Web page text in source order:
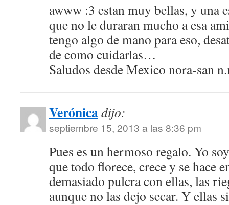
awww :3 estan muy bellas, y una
que no le duraran mucho a esa
tengo algo de mano para eso,
de como cuidarlas…
Saludos desde Mexico nora-san
Verónicadijo:
septiembre 15, 2013 a las 8:36 pm
Pues es un hermoso regalo. Yo
que todo florece, crece y se hace
demasiado pulcra con ellas, las
aunque no las dejo secar. Y ellas